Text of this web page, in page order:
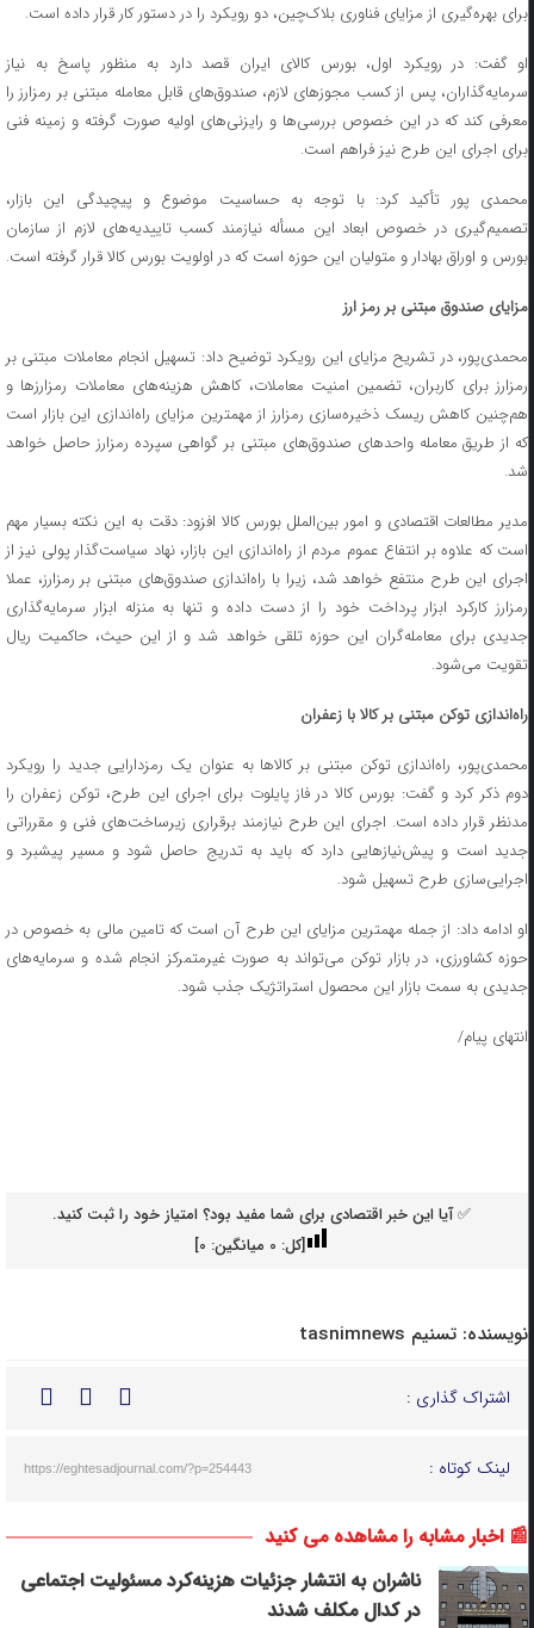
برای بهره‌گیری از مزایای فناوری بلاک‌چین، دو رویکرد را در دستور کار قرار داده است.
او گفت: در رویکرد اول، بورس کالای ایران قصد دارد به منظور پاسخ به نیاز
سرمایه‌گذاران، پس از کسب مجوز‌های لازم، صندوق‌های قابل معامله مبتنی بر رمزارز را
معرفی کند که در این خصوص بررسی‌ها و رایزنی‌های اولیه صورت گرفته و زمینه فنی
برای اجرای این طرح نیز فراهم است.
محمدی پور تأکید کرد: با توجه به حساسیت موضوع و پیچیدگی این بازار،
تصمیم‌گیری در خصوص ابعاد این مسأله نیازمند کسب تاییدیه‌های لازم از سازمان
بورس و اوراق بهادار و متولیان این حوزه است که در اولویت بورس کالا قرار گرفته است.
مزایای صندوق مبتنی بر رمز ارز
محمدی‌پور، در تشریح مزایای این رویکرد توضیح داد: تسهیل انجام معاملات مبتنی بر
رمزارز برای کاربران، تضمین امنیت معاملات، کاهش هزینه‌های معاملات رمزارز‌ها و
هم‌چنین کاهش ریسک ذخیره‌سازی رمزارز از مهمترین مزایای راه‌اندازی این بازار است
که از طریق معامله واحد‌های صندوق‌های مبتنی بر گواهی سپرده رمزارز حاصل خواهد
شد.
مدیر مطالعات اقتصادی و امور بین‌الملل بورس کالا افزود: دقت به این نکته بسیار مهم
است که علاوه بر انتفاع عموم مردم از راه‌اندازی این بازار، نهاد سیاست‌گذار پولی نیز از
اجرای این طرح منتفع خواهد شد، زیرا با راه‌اندازی صندوق‌های مبتنی بر رمزارز، عملا
رمزارز کارکرد ابزار پرداخت خود را از دست داده و تنها به منزله ابزار سرمایه‌گذاری
جدیدی برای معامله‌گران این حوزه تلقی خواهد شد و از این حیث، حاکمیت ریال
تقویت می‌شود.
راه‌اندازی توکن مبتنی بر کالا با زعفران
محمدی‌پور، راه‌اندازی توکن مبتنی بر کالا‌ها به عنوان یک رمزدارایی جدید را رویکرد
دوم ذکر کرد و گفت: بورس کالا در فاز پایلوت برای اجرای این طرح، توکن زعفران را
مدنظر قرار داده است. اجرای این طرح نیازمند برقراری زیرساخت‌های فنی و مقرراتی
جدید است و پیش‌نیاز‌هایی دارد که باید به تدریج حاصل شود و مسیر پیشبرد و
اجرایی‌سازی طرح تسهیل شود.
او ادامه داد: از جمله مهمترین مزایای این طرح آن است که تامین مالی به خصوص در
حوزه کشاورزی، در بازار توکن می‌تواند به صورت غیرمتمرکز انجام شده و سرمایه‌های
جدیدی به سمت بازار این محصول استراتژیک جذب شود.
انتهای پیام/
✅ آیا این خبر اقتصادی برای شما مفید بود؟ امتیاز خود را ثبت کنید.
[کل: 0میانگین: 0
]
نویسنده: تسنیم tasnimnews
اشتراک گذاری :
لینک کوتاه : https://eghtesadjournal.com/?p=254443
📰 اخبار مشابه را مشاهده می کنید
ناشران به انتشار جزئیات هزینه‌کرد مسئولیت اجتماعی
در کدال مکلف شدند